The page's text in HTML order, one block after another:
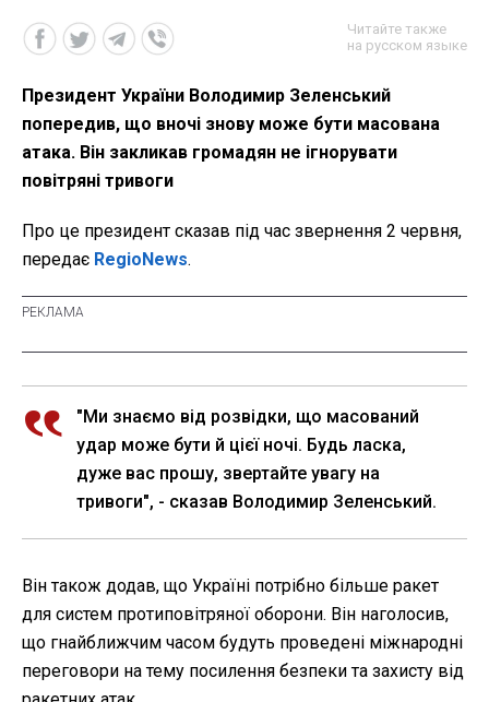
Читайте также
на русском языке
Президент України Володимир Зеленський
попередив, що вночі знову може бути масована
атака. Він закликав громадян не ігнорувати
повітряні тривоги
Про це президент сказав під час звернення 2 червня,
передає RegioNews.
"Ми знаємо від розвідки, що масований
удар може бути й цієї ночі. Будь ласка,
дуже вас прошу, звертайте увагу на
тривоги", - сказав Володимир Зеленський.
Він також додав, що Україні потрібно більше ракет
для систем протиповітряної оборони. Він наголосив,
що гнайближчим часом будуть проведені міжнародні
переговори на тему посилення безпеки та захисту від